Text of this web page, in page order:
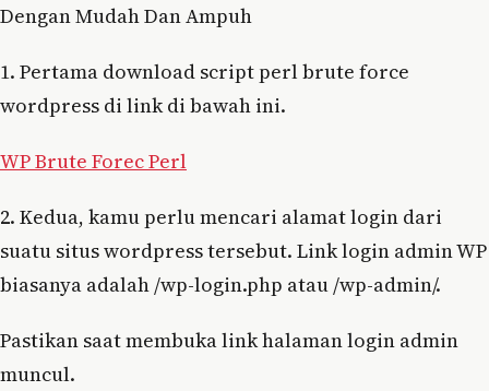
Dengan Mudah Dan Ampuh
1. Pertama download script perl brute force
wordpress di link di bawah ini.
WP Brute Forec Perl
2. Kedua, kamu perlu mencari alamat login dari
suatu situs wordpress tersebut. Link login admin WP
biasanya adalah /wp-login.php atau /wp-admin/.
Pastikan saat membuka link halaman login admin
muncul.